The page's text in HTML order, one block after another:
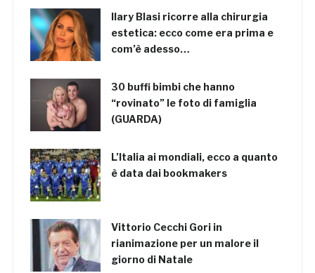
Ilary Blasi ricorre alla chirurgia
estetica: ecco come era prima e
com’è adesso…
30 buffi bimbi che hanno
“rovinato” le foto di famiglia
(GUARDA)
L’Italia ai mondiali, ecco a quanto
è data dai bookmakers
Vittorio Cecchi Gori in
rianimazione per un malore il
giorno di Natale